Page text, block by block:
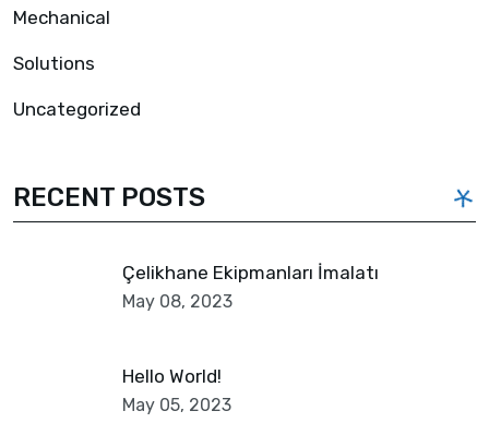
Mechanical
Solutions
Uncategorized
RECENT POSTS
Çelikhane Ekipmanları İmalatı
May 08, 2023
Hello World!
May 05, 2023